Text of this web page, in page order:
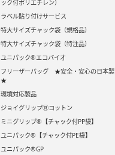
ック付ポリエチレン）
ラベル貼り付けサービス
特大サイズチャック袋（規格品）
特大サイズチャック袋（特注品）
ユニパック®エコバイオ
フリーザーバッグ ★安全・安心の日本製
★
環境対応製品
ジョイグリップⓇコットン
ミニグリップ®【チャック付PP袋】
ユニパック®【チャック付PE袋】
ユニパック®GP